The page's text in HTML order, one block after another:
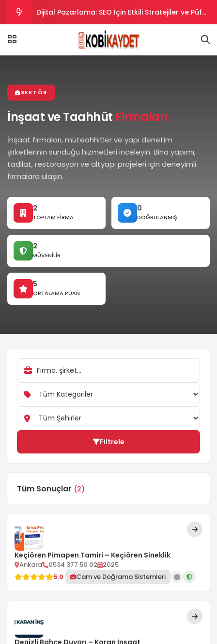
Dijital Pazarlama: SEO İçin Etkili Stratejiler ve Püf
Dijital Pazarlama Stratejileri: SEO İpuçları ve
İçerikler Oluşturma
Dijital Pazarlama Stratejileriyle SEO’da Yükselin.
Dijital Pazarlama ve SEO Uyumlu İpuçları ve
SEKTÖR
İnşaat ve Taahhüt Firmaları
İnşaat firmaları, müteahhitler ve yapı denetim
şirketlerinin sunduğu hizmetleri inceleyin. Bina yapımı,
tadilat, restorasyon ve altyapı projeleri için deneyimli
firmalara ulaşın.
2
TOPLAM FIRMA
0
DOĞRULANMIŞ
2
GÜVENILIR
5
ORTALAMA PUAN
Filtrele
Tüm Sonuçlar (2)
Keçiören Pimapen Tamiri – Keçiören Sineklik
Ankara 0534 377 50 02
2025
5.0
Cam ve Doğrama Sistemleri
Denizli Bahçe Duvarı – Karan İnşaat